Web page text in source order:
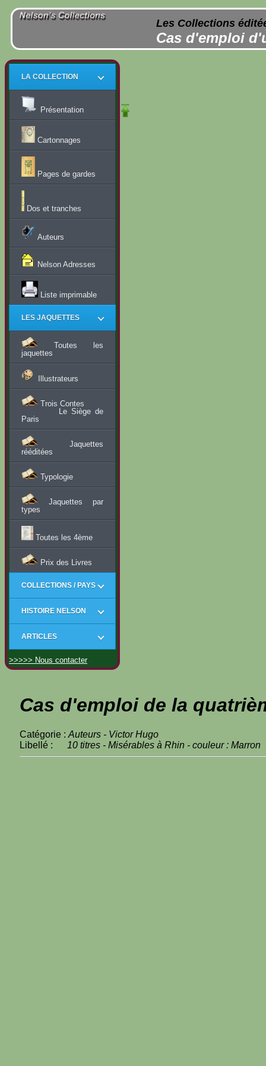
Les Collections
Cas d'emploi
LA COLLECTION
Présentation
Cartonnages
Pages de gardes
Dos et tranches
Auteurs
Nelson Adresses
Liste imprimable
LES JAQUETTES
Toutes les
jaquettes
Illustrateurs
Trois Contes
Le Siège de
Paris
Jaquettes
rééditées
Typologie
Jaquettes par
types
Toutes les 4ème
Prix des Livres
COLLECTIONS / PAYS
HISTOIRE NELSON
ARTICLES
>>>>> Nous contacter
Cas d'emploi de la
Catégorie : Auteurs - Victor Hugo
Libellé : 10 titres - Misérables à Rhin - couleur : Marron